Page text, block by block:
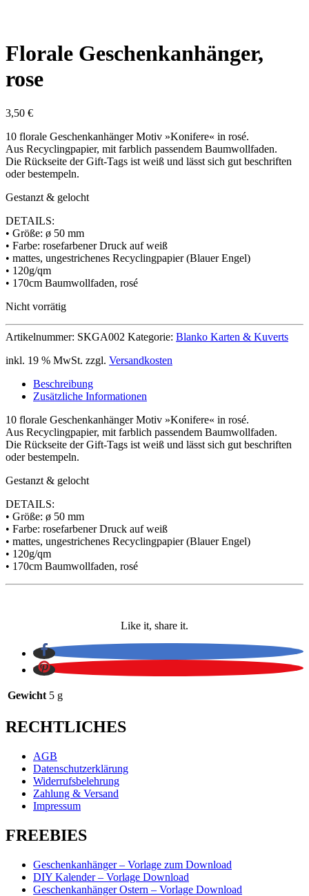
Florale Geschenkanhänger,
rose
3,50 €
10 florale Geschenkanhänger Motiv »Konifere« in rosé.
Aus Recyclingpapier, mit farblich passendem Baumwollfaden.
Die Rückseite der Gift-Tags ist weiß und lässt sich gut beschriften
oder bestempeln.
Gestanzt & gelocht
DETAILS:
• Größe: ø 50 mm
• Farbe: rosefarbener Druck auf weiß
• mattes, ungestrichenes Recyclingpapier (Blauer Engel)
• 120g/qm
• 170cm Baumwollfaden, rosé
Nicht vorrätig
Artikelnummer: SKGA002 Kategorie: Blanko Karten & Kuverts
inkl. 19 % MwSt. zzgl. Versandkosten
Beschreibung
Zusätzliche Informationen
10 florale Geschenkanhänger Motiv »Konifere« in rosé.
Aus Recyclingpapier, mit farblich passendem Baumwollfaden.
Die Rückseite der Gift-Tags ist weiß und lässt sich gut beschriften
oder bestempeln.
Gestanzt & gelocht
DETAILS:
• Größe: ø 50 mm
• Farbe: rosefarbener Druck auf weiß
• mattes, ungestrichenes Recyclingpapier (Blauer Engel)
• 120g/qm
• 170cm Baumwollfaden, rosé
Like it, share it.
Gewicht 5 g
RECHTLICHES
AGB
Datenschutzerklärung
Widerrufsbelehrung
Zahlung & Versand
Impressum
FREEBIES
Geschenkanhänger – Vorlage zum Download
DIY Kalender – Vorlage Download
Geschenkanhänger Ostern – Vorlage Download